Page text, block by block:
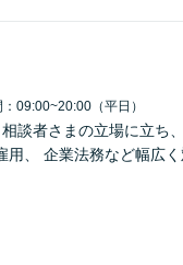
09:00~20:00（平日）
談者さまの立場に立
、 企業法務など幅広